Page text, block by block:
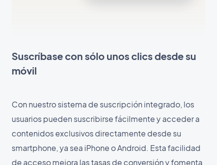
Suscríbase con sólo unos clics desde su
móvil
Con nuestro sistema de suscripción integrado, los
usuarios pueden suscribirse fácilmente y acceder a
contenidos exclusivos directamente desde su
smartphone, ya sea iPhone o Android. Esta facilidad
de acceso mejora las tasas de conversión y fomenta